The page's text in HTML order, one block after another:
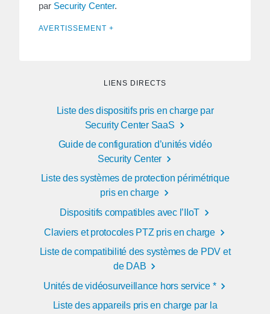
par Security Center.
AVERTISSEMENT +
LIENS DIRECTS
Liste des dispositifs pris en charge par
Security Center SaaS
Guide de configuration d’unités vidéo
Security Center
Liste des systèmes de protection périmétrique
pris en charge
Dispositifs compatibles avec l’IIoT
Claviers et protocoles PTZ pris en charge
Liste de compatibilité des systèmes de PDV et
de DAB
Unités de vidéosurveillance hors service *
Liste des appareils pris en charge par la